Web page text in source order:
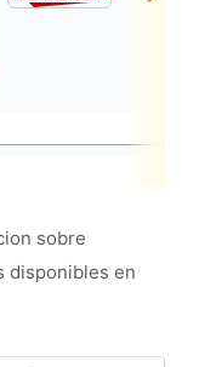
sobre
disponibles en